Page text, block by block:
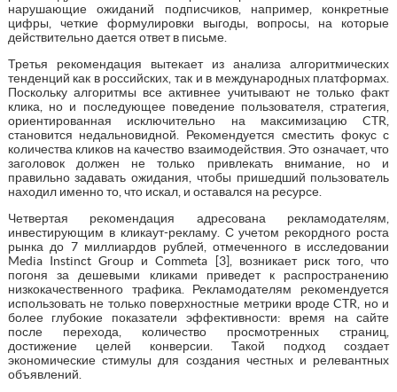
нарушающие ожиданий подписчиков, например, конкретные
цифры, четкие формулировки выгоды, вопросы, на которые
действительно дается ответ в письме.
Третья рекомендация вытекает из анализа алгоритмических
тенденций как в российских, так и в международных платформах.
Поскольку алгоритмы все активнее учитывают не только факт
клика, но и последующее поведение пользователя, стратегия,
ориентированная исключительно на максимизацию CTR,
становится недальновидной. Рекомендуется сместить фокус с
количества кликов на качество взаимодействия. Это означает, что
заголовок должен не только привлекать внимание, но и
правильно задавать ожидания, чтобы пришедший пользователь
находил именно то, что искал, и оставался на ресурсе.
Четвертая рекомендация адресована рекламодателям,
инвестирующим в кликаут-рекламу. С учетом рекордного роста
рынка до 7 миллиардов рублей, отмеченного в исследовании
Media Instinct Group и Commeta [3], возникает риск того, что
погоня за дешевыми кликами приведет к распространению
низкокачественного трафика. Рекламодателям рекомендуется
использовать не только поверхностные метрики вроде CTR, но и
более глубокие показатели эффективности: время на сайте
после перехода, количество просмотренных страниц,
достижение целей конверсии. Такой подход создает
экономические стимулы для создания честных и релевантных
объявлений.